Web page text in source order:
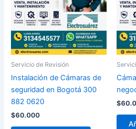
Servicio de Revisión
Instalación de Cámaras de
seguridad en Bogotá 300
882 0620
$60.000
$